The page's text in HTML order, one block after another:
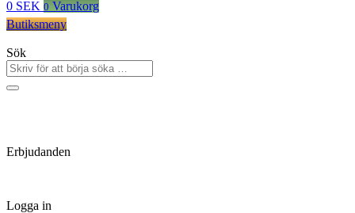
0 SEK 0 Varukorg
Butiksmeny
Sök
Erbjudanden
Logga in